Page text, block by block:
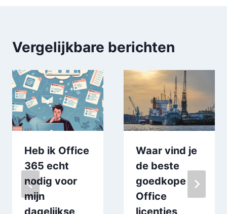
Vergelijkbare berichten
Heb ik Office
365 echt
nodig voor
mijn
dagelijkse
Waar vind je
de beste
goedkope
Office
licenties